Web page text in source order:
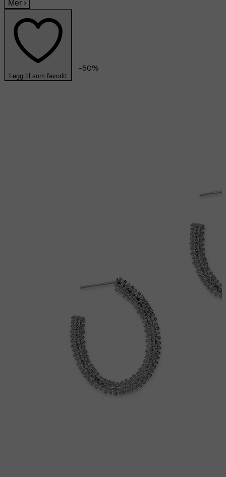
Mer ›
Legg til som favoritt
-50%